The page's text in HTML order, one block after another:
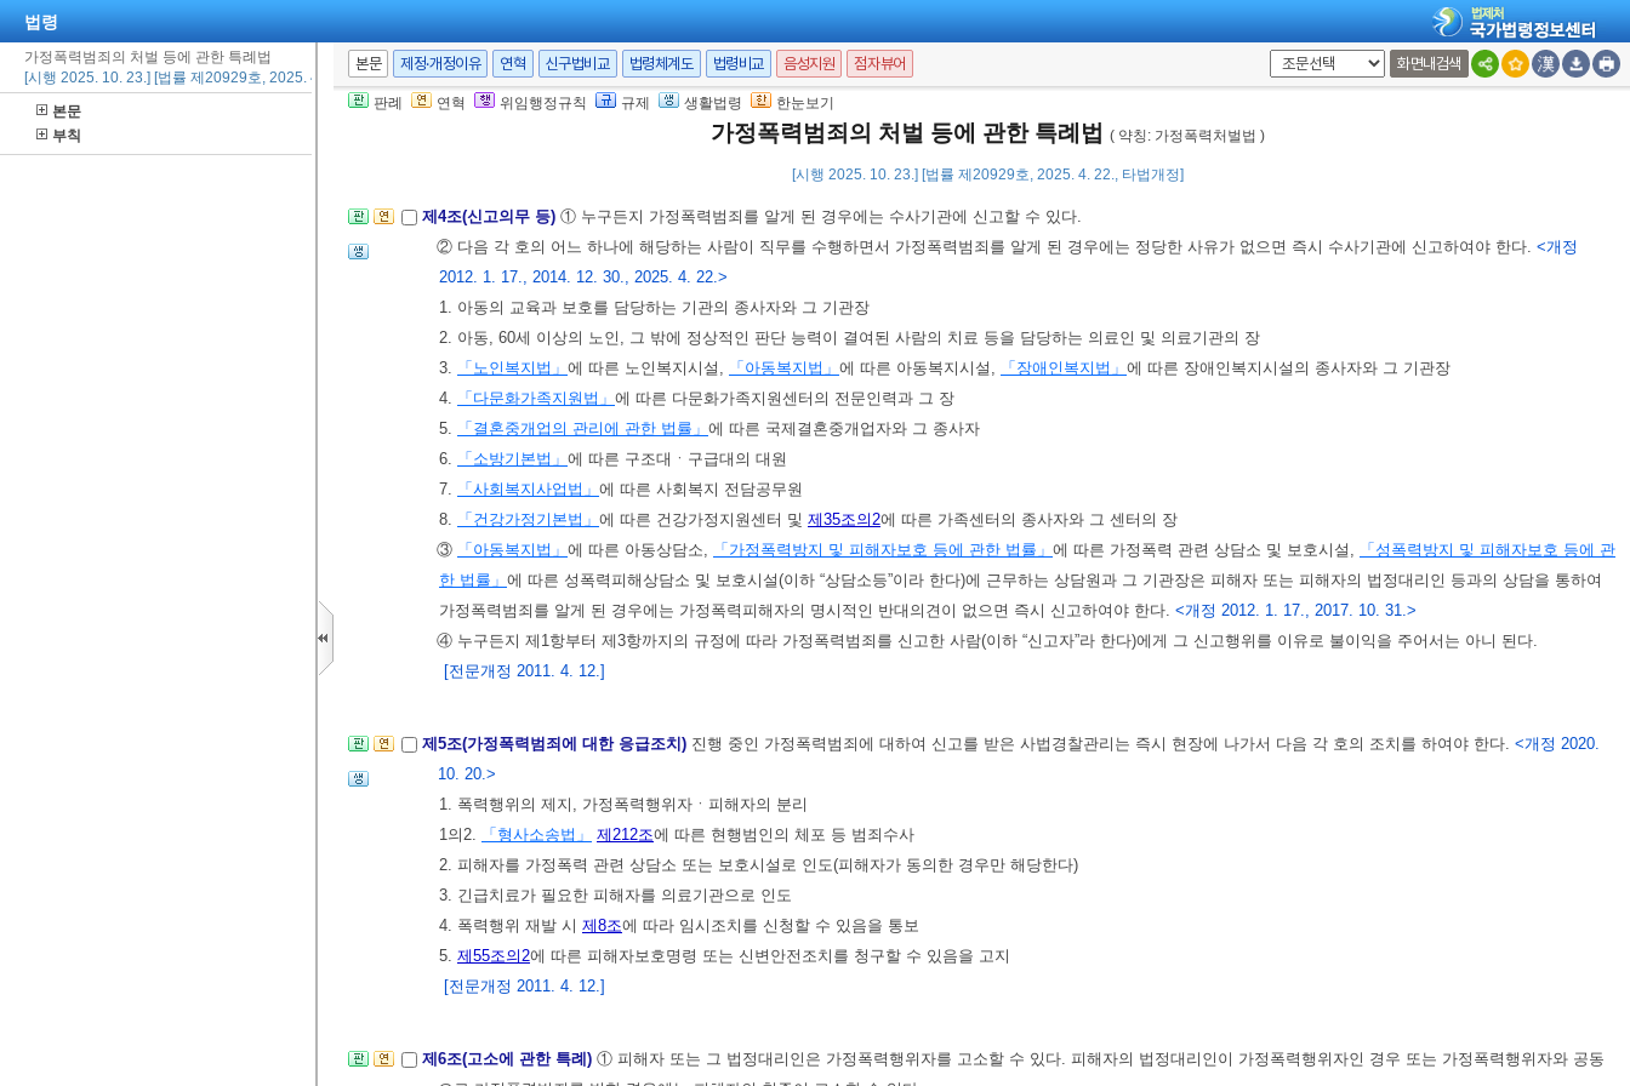
법령
가정폭력범죄의 처벌 등에 관한 특례법
[시행 2025. 10. 23.] [법률 제20929호, 2025. 4. 22., 타법개정]
본문
부칙
본문 제정·개정이유 연혁 신구법비교 법령체계도 법령비교 음성지원 점자뷰어 화면내검색
판례 연혁 위임행정규칙 규제 생활법령 한눈보기
가정폭력범죄의 처벌 등에 관한 특례법 ( 약칭: 가정폭력처벌법 )
[시행 2025. 10. 23.] [법률 제20929호, 2025. 4. 22., 타법개정]
을 준용한다.
[본조신설 2020. 10. 20.]
<개정 2011. 4. 12.>
제4조(신고의무 등) ① 누구든지 가정폭력범죄를 알게 된 경우에는 수사기관에 신고할 수 있다.
② 다음 각 호의 어느 하나에 해당하는 사람이 직무를 수행하면서 가정폭력범죄를 알게 된 경우에는 정당한 사유가 없으면 즉시 수사기관에 신고하여야 한다. <개정
2012. 1. 17., 2014. 12. 30., 2025. 4. 22.>
1. 아동의 교육과 보호를 담당하는 기관의 종사자와 그 기관장
2. 아동, 60세 이상의 노인, 그 밖에 정상적인 판단 능력이 결여된 사람의 치료 등을 담당하는 의료인 및 의료기관의 장
3.
「노인복지법」 에 따른 노인복지시설, 「아동복지법」 에 따른 아동복지시설, 「장애인복지법」 에 따른 장애인복지시설의 종사자와 그 기관장
4.
「다문화가족지원법」 에 따른 다문화가족지원센터의 전문인력과 그 장
5.
「결혼중개업의 관리에 관한 법률」 에 따른 국제결혼중개업자와 그 종사자
6.
「소방기본법」 에 따른 구조대ㆍ구급대의 대원
7.
「사회복지사업법」 에 따른 사회복지 전담공무원
8.
「건강가정기본법」 에 따른 건강가정지원센터 및 제35조의2에 따른 가족센터의 종사자와 그 센터의 장
③
「아동복지법」 에 따른 아동상담소, 「가정폭력방지 및 피해자보호 등에 관한 법률」 에 따른 가정폭력 관련 상담소 및 보호시설,
「성폭력방지 및 피해자보호 등에 관
한 법률」 에 따른 성폭력피해상담소 및 보호시설(이하 “상담소등”이라 한다)에 근무하는 상담원과 그 기관장은 피해자 또는 피해자의 법정대리인 등과의 상담을 통하여
가정폭력범죄를 알게 된 경우에는 가정폭력피해자의 명시적인 반대의견이 없으면 즉시 신고하여야 한다. <개정 2012. 1. 17., 2017. 10. 31.>
④ 누구든지 제1항부터 제3항까지의 규정에 따라 가정폭력범죄를 신고한 사람(이하 “신고자”라 한다)에게 그 신고행위를 이유로 불이익을 주어서는 아니 된다.
[전문개정 2011. 4. 12.]
제5조(가정폭력범죄에 대한 응급조치) 진행 중인 가정폭력범죄에 대하여 신고를 받은 사법경찰관리는 즉시 현장에 나가서 다음 각 호의 조치를 하여야 한다. <개정 2020.
10. 20.>
1. 폭력행위의 제지, 가정폭력행위자ㆍ피해자의 분리
1의2.
「형사소송법」 제212조에 따른 현행범인의 체포 등 범죄수사
2. 피해자를 가정폭력 관련 상담소 또는 보호시설로 인도(피해자가 동의한 경우만 해당한다)
3. 긴급치료가 필요한 피해자를 의료기관으로 인도
4. 폭력행위 재발 시 제8조에 따라 임시조치를 신청할 수 있음을 통보
5. 제55조의2에 따른 피해자보호명령 또는 신변안전조치를 청구할 수 있음을 고지
[전문개정 2011. 4. 12.]
제6조(고소에 관한 특례) ① 피해자 또는 그 법정대리인은 가정폭력행위자를 고소할 수 있다. 피해자의 법정대리인이 가정폭력행위자인 경우 또는 가정폭력행위자와 공동